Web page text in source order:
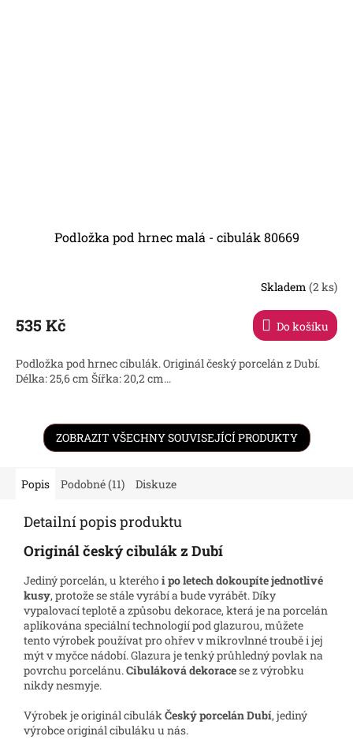
Podložka pod hrnec malá - cibulák 80669
Skladem (2 ks)
535 Kč Do košíku
Podložka pod hrnec cibulák. Originál český porcelán z Dubí.
Délka: 25,6 cm Šířka: 20,2 cm...
ZOBRAZIT VŠECHNY SOUVISEJÍCÍ PRODUKTY
Popis Podobné (11) Diskuze
Detailní popis produktu
Originál český cibulák z Dubí
Jediný porcelán, u kteréhoi po letech dokoupíte jednotlivé
kusy, protože se stále vyrábí a bude vyrábět. Díky
vypalovací teplotě a způsobu dekorace, která je na porcelán
aplikována speciální technologií pod glazurou, můžete
tento výrobek používat pro ohřev v mikrovlnné troubě i jej
mýt v myčce nádobí. Glazura je tenký průhledný povlak na
povrchu porcelánu.Cibuláková dekoracese z výrobku
nikdy nesmyje.
Výrobek je originál cibulákČeský porcelán Dubí, jediný
výrobce originál cibuláku u nás.